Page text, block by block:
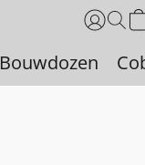
Bouwdozen